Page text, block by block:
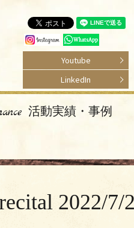
Youtube
LinkedIn
活動実績・事例
2022/7/